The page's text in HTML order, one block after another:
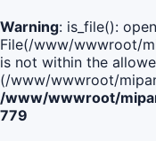
Warning: is_file():
File(/www/wwwroot/
is not within the
(/www/wwwroot/
/www/wwwroot/
779